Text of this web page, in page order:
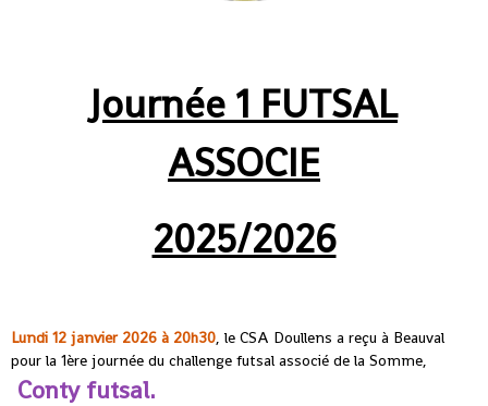
Journée 1 FUTSAL
ASSOCIE
2025/2026
Lundi 12 janvier 2026 à 20h30, le CSA Doullens a reçu à Beauval
pour la 1ère journée du challenge futsal associé de la Somme,
Conty futsal.